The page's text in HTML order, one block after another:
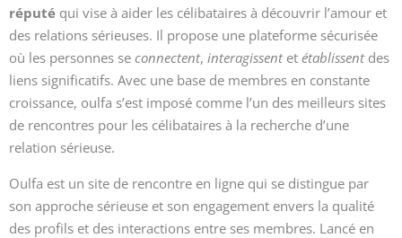
réputé qui vise à aider les célibataires à découvrir l’amour et
des relations sérieuses. Il propose une plateforme sécurisée
où les personnes se connectent, interagissentet établissentdes
liens significatifs. Avec une base de membres en constante
croissance, oulfa s’est imposé comme l’un des meilleurs sites
de rencontres pour les célibataires à la recherche d’une
relation sérieuse.
Oulfa est un site de rencontre en ligne qui se distingue par
son approche sérieuse et son engagement envers la qualité
des profils et des interactions entre ses membres. Lancé en